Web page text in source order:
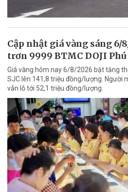
Cập nhật giá vàng sáng 6/
trơn 9999 BTMC DOJI Phú
Giá vàng hôm nay 6/8/2026 bật tăng
SJC lên 141,8 triệu đồng/lượng. Người
vẫn lỗ tới 52,1 triệu đồng/lượng.